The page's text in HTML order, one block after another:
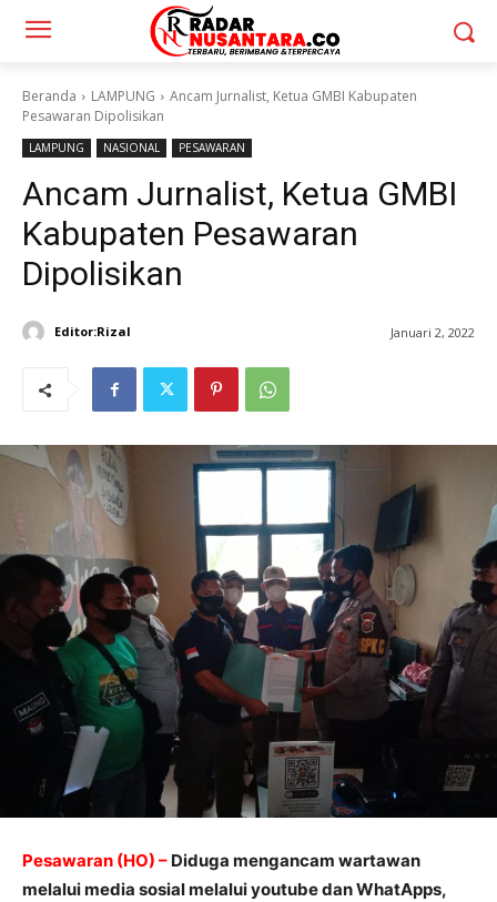
Beranda LAMPUNG
Ancam Jurnalist, Ketua GMBI Kabupaten
Pesawaran Dipolisikan
LAMPUNG NASIONAL PESAWARAN
Ancam Jurnalist, Ketua GMBI
Kabupaten Pesawaran
Dipolisikan
Editor:Rizal Januari 2, 2022
Pesawaran (HO) – Diduga mengancam wartawan
melalui media sosial melalui youtube dan WhatApps,